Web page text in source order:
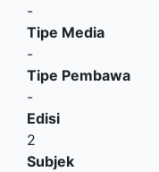
-
Tipe Media
-
Tipe Pembawa
-
Edisi
2
Subjek